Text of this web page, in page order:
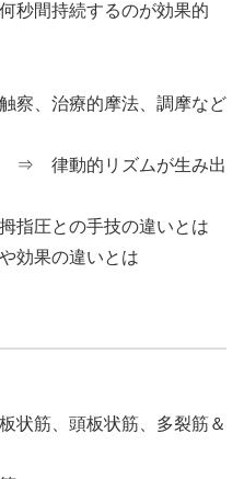
秒間持続するのが効果的
察、治療的摩法、調摩など
⇒ 律動的リズムが生み出
圧との手技の違いとは
効果の違いとは
状筋、頭板状筋、多裂筋＆